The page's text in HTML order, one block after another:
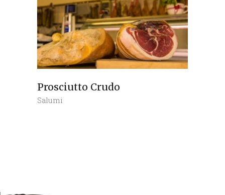
Prosciutto Crudo
Salumi